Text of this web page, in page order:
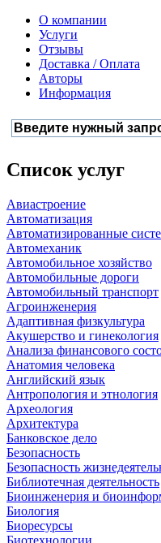
О компании
Услуги
Отзывы
Доставка / Оплата
Авторы
Информация
Список услуг
Авиастроение
Автоматизация
Автоматизированные
Автомеханик
Автомобильное хозяйство
Автомобильные дороги
Автомобильный транспорт
Агроинженерия
Адаптивная физкультура
Акушерство и гинекология
Анализа финансового
Анатомия человека
Английский язык
Антропология и этнология
Археология
Архитектура
Банковское дело
Безопасность
Безопасность
Библиотечная деятельность
Биоинженерия и
Биология
Биоресурсы
Биотехнологии